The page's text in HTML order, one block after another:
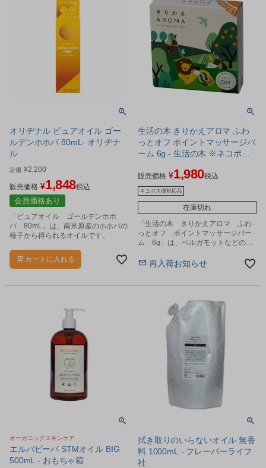
オリヂナル ピュアオイル ゴー
ルデンホホバ 80mL- オリヂナ
ル
定価 ¥2,200
販売価格 ¥1,848税込
会員価格あり
「ピュアオイル ゴールデンホホ
バ 80mL」は、南米原産のホホバの
種子から得られるオイルです。
カートに入れる
生活の木 きりかえアロマ ふわ
っとオフ ポイントマッサージバ
ーム 6g - 生活の木 ※ネコポス
販売価格 ¥1,980税込
ネコポス便対応品
在庫切れ
「生活の木 きりかえアロマ ふわ
っとオフ ポイントマッサージバー
ム 6g」は、ベルガモットなどのカ
の香りのポイントマッサージバーム
再入荷お知らせ
オーガニックスキンケア
エルバビーバ STMオイル BIG
500mL - おもちゃ箱
拭き取りのいらないオイル 無香
料 1000mL - フレーバーライフ
社